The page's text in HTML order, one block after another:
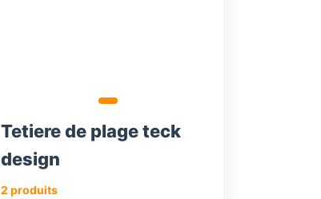
Tetiere de plage teck
design
2 produits